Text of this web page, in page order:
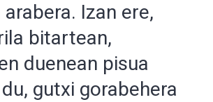
Izan ere,
bitartean,
duenean pisua
gutxi gorabehera